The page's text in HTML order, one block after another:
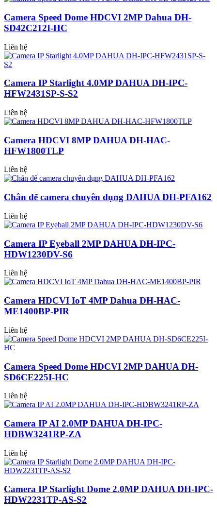
Camera Speed Dome HDCVI 2MP Dahua DH-
SD42C212I-HC
Liên hệ
Camera IP Starlight 4.0MP DAHUA DH-IPC-
HFW2431SP-S-S2
Liên hệ
Camera HDCVI 8MP DAHUA DH-HAC-
HFW1800TLP
Liên hệ
Chân đế camera chuyên dụng DAHUA DH-PFA162
Liên hệ
Camera IP Eyeball 2MP DAHUA DH-IPC-
HDW1230DV-S6
Liên hệ
Camera HDCVI IoT 4MP Dahua DH-HAC-
ME1400BP-PIR
Liên hệ
Camera Speed Dome HDCVI 2MP DAHUA DH-
SD6CE225I-HC
Liên hệ
Camera IP AI 2.0MP DAHUA DH-IPC-
HDBW3241RP-ZA
Liên hệ
Camera IP Starlight Dome 2.0MP DAHUA DH-IPC-
HDW2231TP-AS-S2